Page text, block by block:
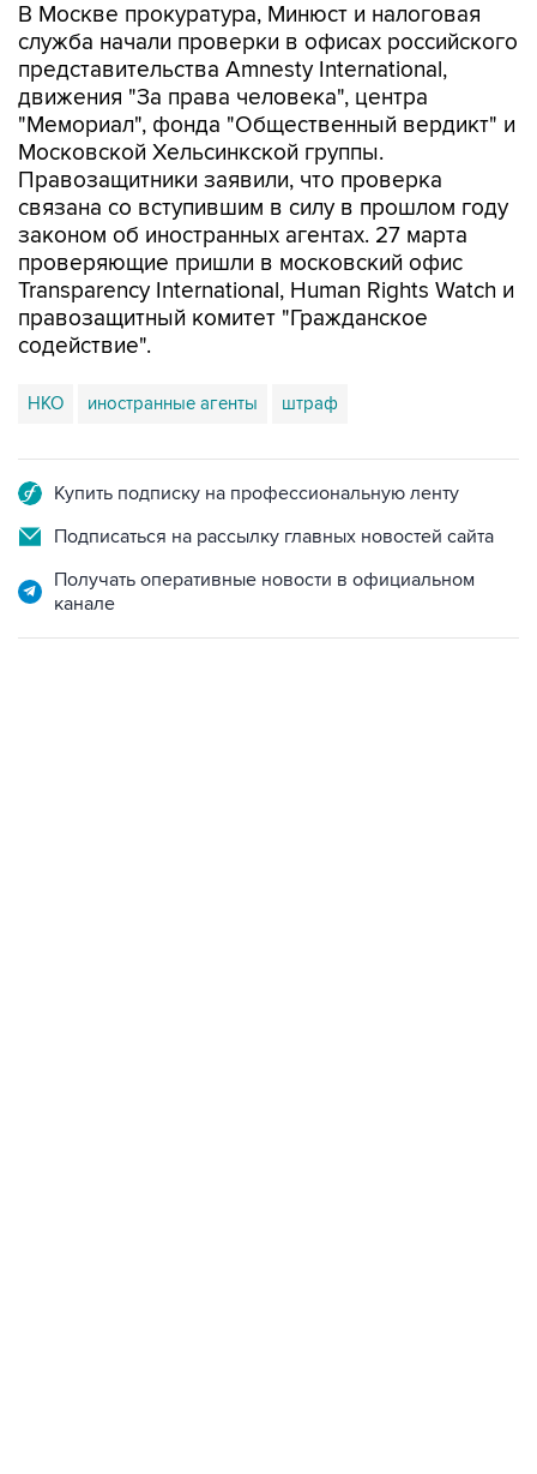
В Москве прокуратура, Минюст и налоговая
служба начали проверки в офисах российского
представительства Amnesty International,
движения "За права человека", центра
"Мемориал", фонда "Общественный вердикт" и
Московской Хельсинкской группы.
Правозащитники заявили, что проверка
связана со вступившим в силу в прошлом году
законом об иностранных агентах. 27 марта
проверяющие пришли в московский офис
Transparency International, Human Rights Watch и
правозащитный комитет "Гражданское
содействие".
НКО иностранные агенты штраф
Купить подписку на профессиональную ленту
Подписаться на рассылку главных новостей сайта
Получать оперативные новости в официальном
канале